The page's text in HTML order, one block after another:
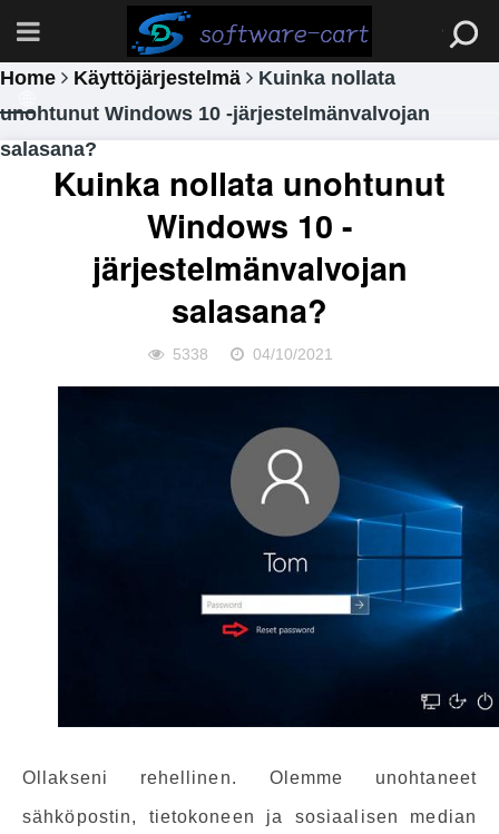
Home Käyttöjärjestelmä
Kuinka nollata
unohtunut Windows 10 -järjestelmänvalvojan
salasana?
Kuinka nollata unohtunut
Windows 10 -
järjestelmänvalvojan
salasana?
5338 04/10/2021
Ollakseni rehellinen. Olemme unohtaneet
sähköpostin, tietokoneen ja sosiaalisen median